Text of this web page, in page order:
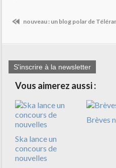
nouveau : un blog polar de
S'inscrire à la newsletter
Vous aimerez aussi :
Ska lance un
concours de
nouvelles
Brèves